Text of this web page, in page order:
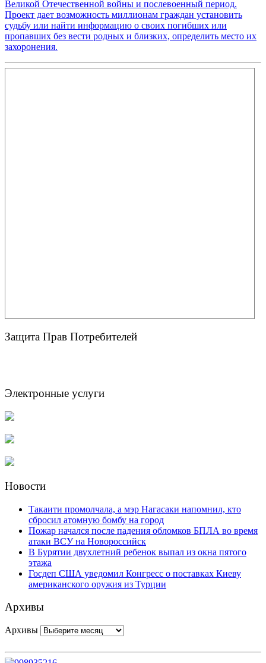
Защита Прав Потребителей
Электронные услуги
Новости
Такаити промолчала, а мэр Нагасаки напомнил, кто
сбросил атомную бомбу на город
Пожар начался после падения обломков БПЛА во время
атаки ВСУ на Новороссийск
В Бурятии двухлетний ребенок выпал из окна пятого
этажа
Госдеп США уведомил Конгресс о поставках Киеву
американского оружия из Турции
Архивы
Архивы